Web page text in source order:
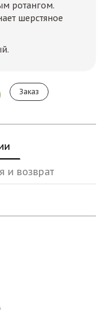
ротангом.
шерстяное
Заказ
и возврат